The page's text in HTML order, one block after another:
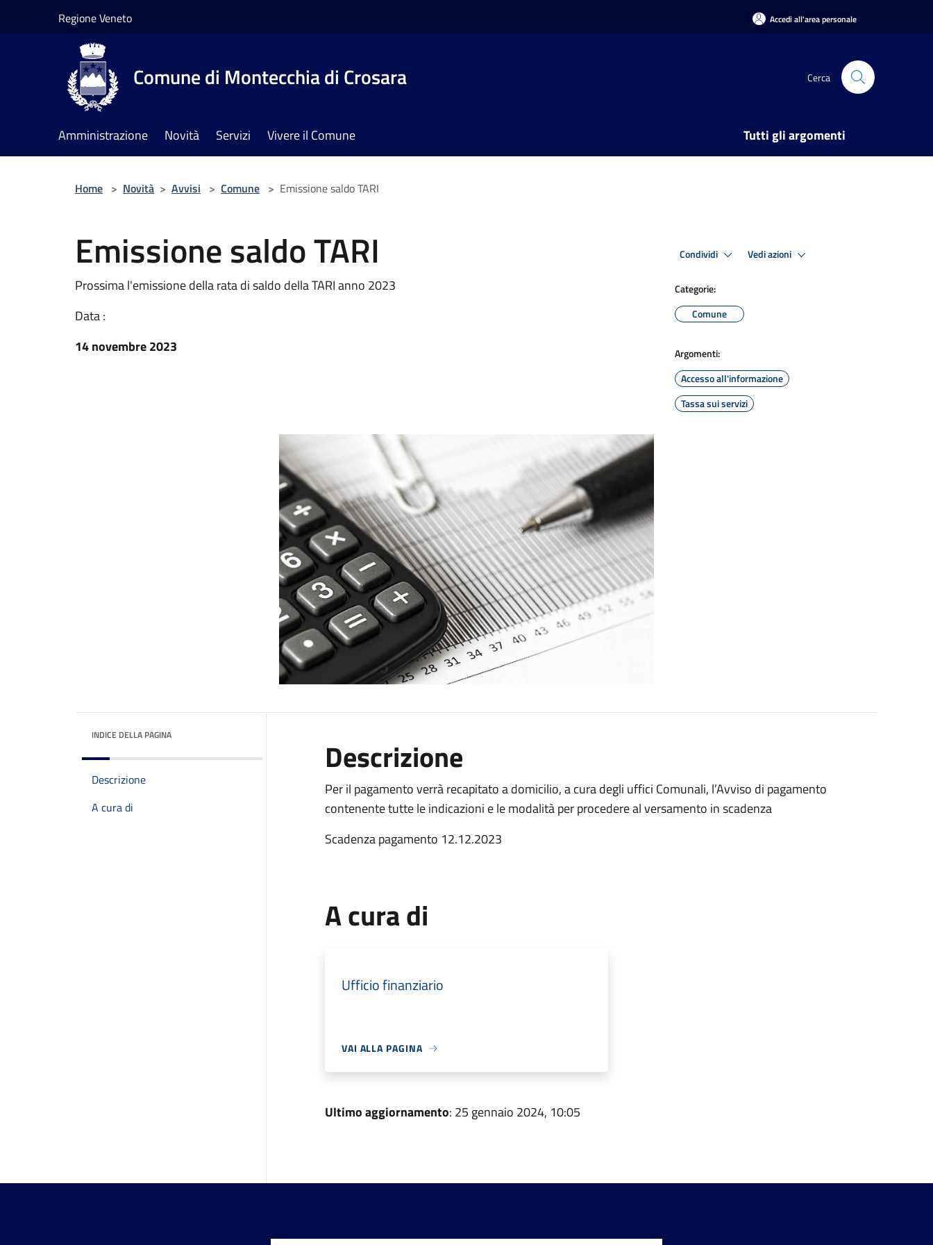
Regione Veneto Accedi all'area personale
Comune di Montecchia di Crosara Cerca
Amministrazione Novità Servizi Vivere il Comune Tutti gli argomenti
Home > Novità > Avvisi > Comune > Emissione saldo TARI
Emissione saldo TARI
Prossima l'emissione della rata di saldo della TARI anno 2023
Data :
14 novembre 2023
Condividi Vedi azioni
Categorie:
Comune
Argomenti:
Accesso all'informazione
Tassa sui servizi
INDICE DELLA PAGINA
Descrizione
A cura di
Descrizione
Per il pagamento verrà recapitato a domicilio, a cura degli uffici Comunali, l’Avviso di pagamento
contenente tutte le indicazioni e le modalità per procedere al versamento in scadenza
Scadenza pagamento 12.12.2023
A cura di
Ufficio finanziario
VAI ALLA PAGINA
Ultimo aggiornamento: 25 gennaio 2024, 10:05